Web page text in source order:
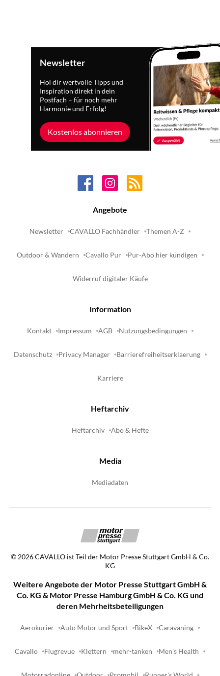
Newsletter
Hol dir wertvolle Tipps und
Inspiration direkt in dein
Postfach – für noch mehr
Harmonie und Erfolg!
Kostenlos abonnieren
Angebote
Newsletter CAVALLO Fachhändler Themen A-Z
Outdoor & Wandern Cavallo Pur Pur-Abo hier kündigen
Widerruf digitaler Käufe
Information
Kontakt Impressum AGB Nutzungsbedingungen
Datenschutz Privacy Manager Barrierefreiheitserklaerung
Karriere
Heftarchiv
Heftarchiv Abo & Hefte
Media
Mediadaten
© 2026CAVALLO ist Teil der Motor Presse Stuttgart GmbH & Co.
KG
Weitere Angebote der Motor Presse Stuttgart GmbH &
Co. KG & Motor Presse Hamburg GmbH & Co. KG und
deren Mehrheitsbeteiligungen
Aerokurier Auto Motor und Sport BikeX Caravaning
Cavallo Flugrevue Klettern mehr-tanken Men's Health